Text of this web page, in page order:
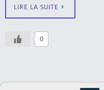
LIRE LA SUITE
0